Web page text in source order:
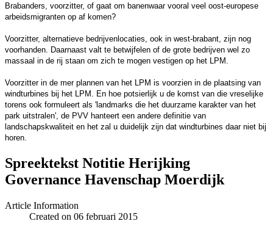
Brabanders, voorzitter, of gaat om banenwaar vooral veel oost-europese
arbeidsmigranten op af komen?
Voorzitter, alternatieve bedrijvenlocaties, ook in west-brabant, zijn nog
voorhanden. Daarnaast valt te betwijfelen of de grote bedrijven wel zo
massaal in de rij staan om zich te mogen vestigen op het LPM.
Voorzitter in de mer plannen van het LPM is voorzien in de plaatsing van
windturbines bij het LPM. En hoe potsierlijk u de komst van die vreselijke
torens ook formuleert als 'landmarks die het duurzame karakter van het
park uitstralen', de PVV hanteert een andere definitie van
landschapskwaliteit en het zal u duidelijk zijn dat windturbines daar niet bij
horen.
Spreektekst Notitie Herijking
Governance Havenschap Moerdijk
Article Information
Created on 06 februari 2015